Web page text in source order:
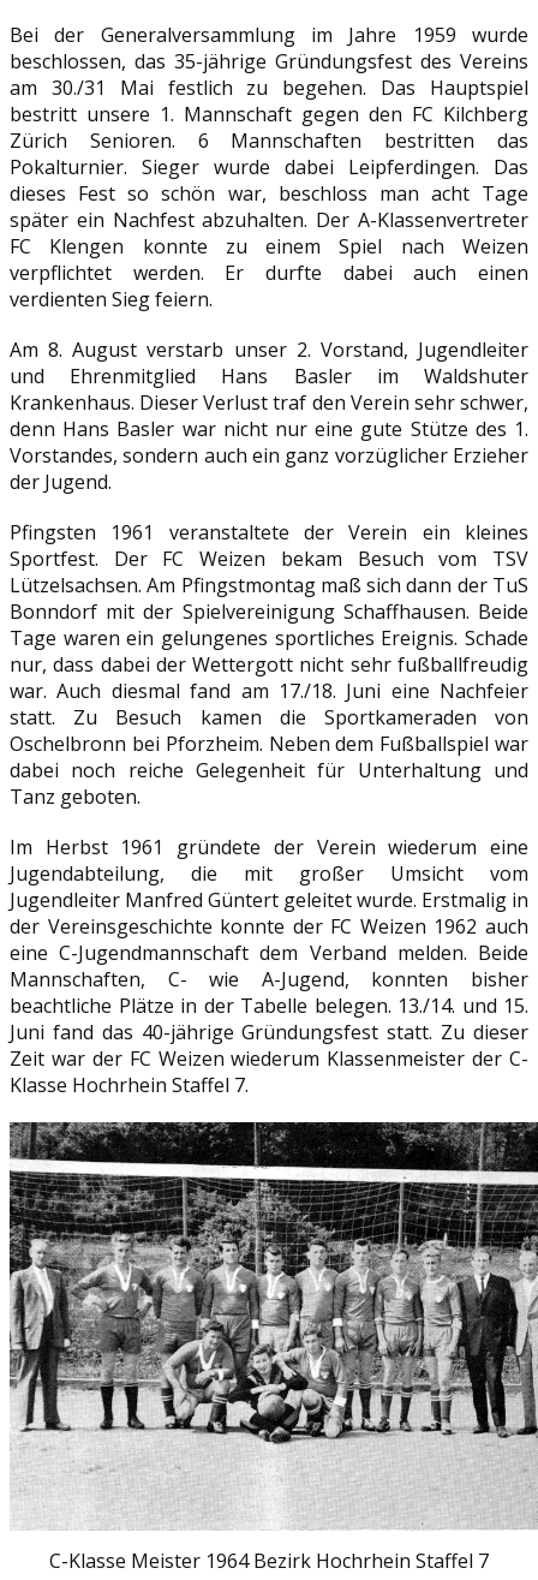
Bei der Generalversammlung im Jahre 1959 wurde
beschlossen, das 35-jährige Gründungsfest des Vereins
am 30./31 Mai festlich zu begehen. Das Hauptspiel
bestritt unsere 1. Mannschaft gegen den FC Kilchberg
Zürich Senioren. 6 Mannschaften bestritten das
Pokalturnier. Sieger wurde dabei Leipferdingen. Das
dieses Fest so schön war, beschloss man acht Tage
später ein Nachfest abzuhalten. Der A-Klassenvertreter
FC Klengen konnte zu einem Spiel nach Weizen
verpflichtet werden. Er durfte dabei auch einen
verdienten Sieg feiern.
Am 8. August verstarb unser 2. Vorstand, Jugendleiter
und Ehrenmitglied Hans Basler im Waldshuter
Krankenhaus. Dieser Verlust traf den Verein sehr schwer,
denn Hans Basler war nicht nur eine gute Stütze des 1.
Vorstandes, sondern auch ein ganz vorzüglicher Erzieher
der Jugend.
Pfingsten 1961 veranstaltete der Verein ein kleines
Sportfest. Der FC Weizen bekam Besuch vom TSV
Lützelsachsen. Am Pfingstmontag maß sich dann der TuS
Bonndorf mit der Spielvereinigung Schaffhausen. Beide
Tage waren ein gelungenes sportliches Ereignis. Schade
nur, dass dabei der Wettergott nicht sehr fußballfreudig
war. Auch diesmal fand am 17./18. Juni eine Nachfeier
statt. Zu Besuch kamen die Sportkameraden von
Oschelbronn bei Pforzheim. Neben dem Fußballspiel war
dabei noch reiche Gelegenheit für Unterhaltung und
Tanz geboten.
Im Herbst 1961 gründete der Verein wiederum eine
Jugendabteilung, die mit großer Umsicht vom
Jugendleiter Manfred Güntert geleitet wurde. Erstmalig in
der Vereinsgeschichte konnte der FC Weizen 1962 auch
eine C-Jugendmannschaft dem Verband melden. Beide
Mannschaften, C- wie A-Jugend, konnten bisher
beachtliche Plätze in der Tabelle belegen. 13./14. und 15.
Juni fand das 40-jährige Gründungsfest statt. Zu dieser
Zeit war der FC Weizen wiederum Klassenmeister der C-
Klasse Hochrhein Staffel 7.
C-Klasse Meister 1964 Bezirk Hochrhein Staffel 7